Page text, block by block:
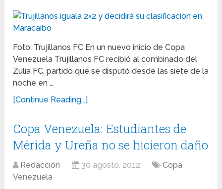
Foto: Trujillanos FC En un nuevo inicio de Copa
Venezuela Trujillanos FC recibió al combinado del
Zulia FC, partido que se disputó desde las siete de la
noche en …
[Continue Reading...]
Copa Venezuela: Estudiantes de
Mérida y Ureña no se hicieron daño
Redacción 30 agosto, 2012
Copa
Venezuela